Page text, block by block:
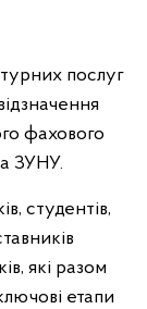
послуг
фахового
ЗУНУ.
студентів,
які разом
етапи